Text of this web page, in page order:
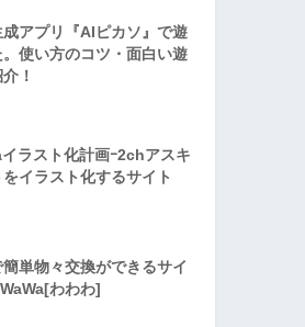
アプリ『AIピカソ』で遊
。使い方のコツ・面白い遊
！
ラスト化計画ｰ2chアスキ
イラスト化するサイト
単物々交換ができるサイ
わわわ]